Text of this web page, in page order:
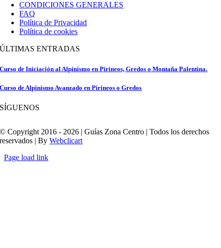
CONDICIONES GENERALES
FAQ
Política de Privacidad
Política de cookies
ÚLTIMAS ENTRADAS
Curso de Iniciación al Alpinismo en Pirineos, Gredos o Montaña Palentina.
Curso de Alpinismo Avanzado en Pirineos o Gredos
SÍGUENOS
© Copyright 2016 - 2026 | Guías Zona Centro | Todos los derechos
reservados | ByWebclicart
Page load link